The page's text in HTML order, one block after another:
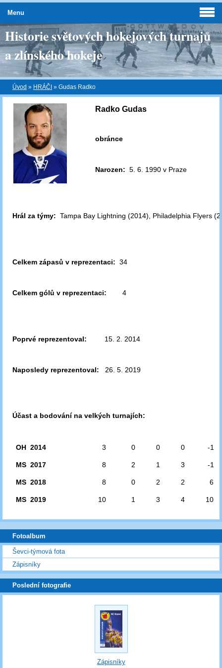
Historie světových hokejových turnajů
a zlínského hokeje
Úvod » HRÁČI » Gudas Radko
Radko Gudas
obránce
Narozen: 5. 6. 1990 v Praze
Hrál za týmy: Tampa Bay Lightning (2014), Philadelphia Flyers
Celkem zápasů v reprezentaci: 34
Celkem gólů v reprezentaci: 4
Poprvé reprezentoval: 15. 2. 2014
Naposledy reprezentoval: 26. 5. 2019
Účast a bodování na velkých turnajích:
OH 2014 3 0 0 0 -1
MS 2017 8 2 1 3 -1
MS 2018 8 0 2 2 6
MS 2019 10 1 3 4 10
Menu
Fotoalbum
Ševci-týmová fota
Zápisníky
Poslední fotografie
Zápisníky